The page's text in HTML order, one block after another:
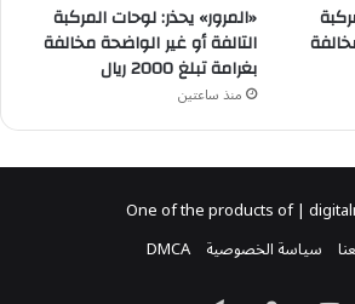
«المرور» يحذر: لوحات المركبة
التالفة أو غير الواضحة مخالفة
بغرامة تبلغ 2000 ريال
منذ ساعتين
One of the products of |
سياسة الخصوصية DMCA